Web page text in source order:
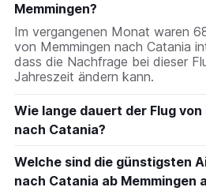
Memmingen?
Im vergangenen Monat waren
von Memmingen nach Catania
dass die Nachfrage bei dieser
Jahreszeit ändern kann.
Wie lange dauert der Flug von
nach Catania?
Welche sind die günstigsten
nach Catania ab Memmingen